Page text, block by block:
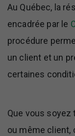
Au Québec, la
encadrée par le
procédure
un client et un
certaines
Que vous soyez
ou même client,